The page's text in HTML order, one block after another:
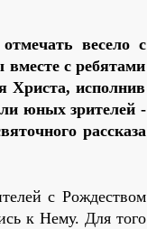
весело с
с ребятами
Христа, исполнив
юных зрителей -
рассказа
с Рождеством
к Нему. Для того